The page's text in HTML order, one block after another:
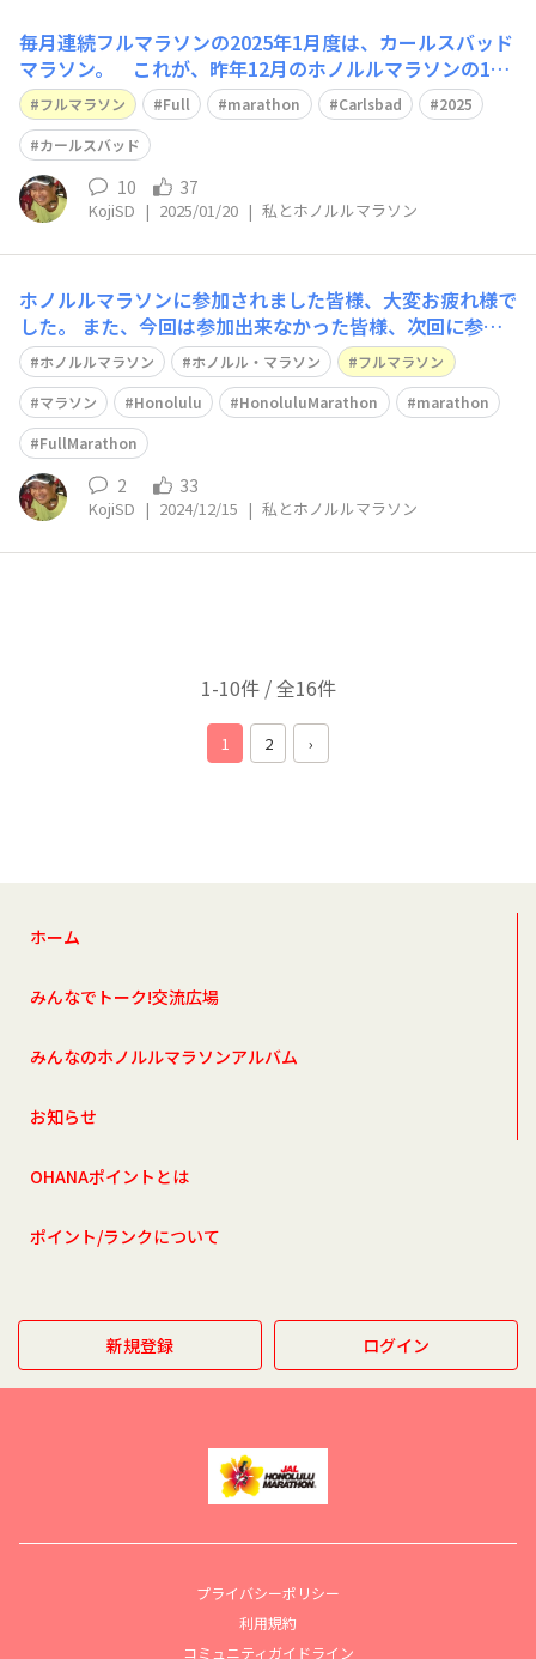
毎月連続フルマラソンの2025年1月度は、カールスバッド
マラソン。 これが、昨年12月のホノルルマラソンの100
回目に続く101回目。 今朝のフルマラソンですが、早速
ビデオにしてみました。 12月のホノルルマラソン目指し
て、今年も毎月フルマラソンに挑戦していきます。 http
s://youtu.be
フルマラソン Full marathon Carlsbad
2025
カールスバッド
10 37
KojiSD | 2025/01/20 | 私とホノルルマラソン
ホノルルマラソンに参加されました皆様、大変お疲れ様で
した。 また、今回は参加出来なかった皆様、次回に参加
できる事を祈っております。 私の毎月フルマラソンがち
ょうど100回目、楽しいホノルルマラソンという事もあ
り、ビデオを作ってみました。 撮り方は今いちですが、
素晴らしいホノルルマラソンの参加者、ボラ
ホノルルマラソン ホノルル・マラソン
フルマラソン
マラソン
Honolulu HonoluluMarathon
marathon
FullMarathon
2 33
KojiSD | 2024/12/15 | 私とホノルルマラソン
1-10件 / 全16件
1 2 ›
ホーム
みんなでトーク!交流広場
みんなのホノルルマラソンアルバム
お知らせ
OHANAポイントとは
ポイント/ランクについて
新規登録 ログイン
プライバシーポリシー
利用規約
コミュニティガイドライン